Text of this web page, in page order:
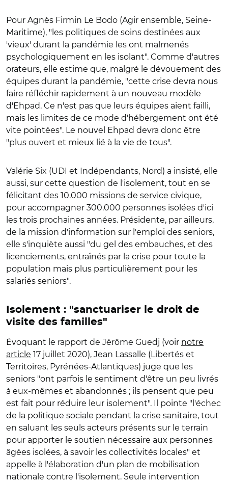
Pour Agnès Firmin Le Bodo (Agir ensemble, Seine-
Maritime), "les politiques de soins destinées aux
'vieux' durant la pandémie les ont malmenés
psychologiquement en les isolant". Comme d'autres
orateurs, elle estime que, malgré le dévouement des
équipes durant la pandémie, "cette crise devra nous
faire réfléchir rapidement à un nouveau modèle
d'Ehpad. Ce n'est pas que leurs équipes aient failli,
mais les limites de ce mode d'hébergement ont été
vite pointées". Le nouvel Ehpad devra donc être
"plus ouvert et mieux lié à la vie de tous".
Valérie Six (UDI et Indépendants, Nord) a insisté, elle
aussi, sur cette question de l'isolement, tout en se
félicitant des 10.000 missions de service civique,
pour accompagner 300.000 personnes isolées d'ici
les trois prochaines années. Présidente, par ailleurs,
de la mission d'information sur l'emploi des seniors,
elle s'inquiète aussi "du gel des embauches, et des
licenciements, entraînés par la crise pour toute la
population mais plus particulièrement pour les
salariés seniors".
Isolement : "sanctuariser le droit de
visite des familles"
Évoquant le rapport de Jérôme Guedj (voir notre
article 17 juillet 2020), Jean Lassalle (Libertés et
Territoires, Pyrénées-Atlantiques) juge que les
seniors "ont parfois le sentiment d'être un peu livrés
à eux-mêmes et abandonnés ; ils pensent que peu
est fait pour réduire leur isolement". Il pointe "l'échec
de la politique sociale pendant la crise sanitaire, tout
en saluant les seuls acteurs présents sur le terrain
pour apporter le soutien nécessaire aux personnes
âgées isolées, à savoir les collectivités locales" et
appelle à l'élaboration d'un plan de mobilisation
nationale contre l'isolement. Seule intervention